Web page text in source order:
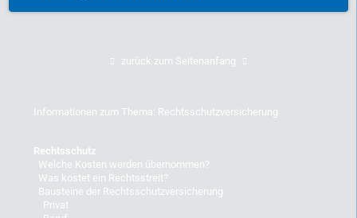
zurück zum Seitenanfang
Informationen zum Thema: Rechtsschutzversicherung
Rechtsschutz
Welche Kosten werden übernommen?
Was kostet ein Rechtsstreit?
Bausteine der Rechtsschutzversicherung
Privat